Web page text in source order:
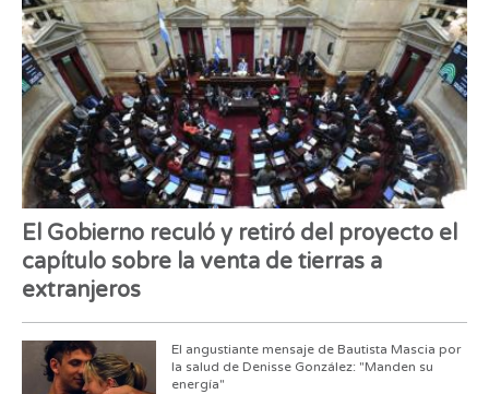
El Gobierno reculó y retiró del proyecto el
capítulo sobre la venta de tierras a
extranjeros
El angustiante mensaje de Bautista Mascia por
la salud de Denisse González: "Manden su
energía"